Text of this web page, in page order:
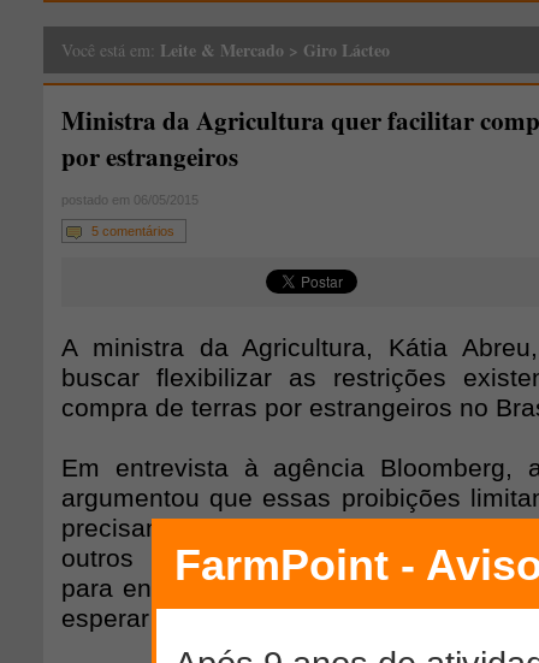
Você está em: Leite & Mercado > Giro Lácteo
Ministra da Agricultura quer facilitar
por estrangeiros
postado em 06/05/2015
5 comentários
A ministra da Agricultura, Kátia
buscar flexibilizar as restrições
compra de terras por estrangeiros no
Em entrevista à agência Bloomberg,
argumentou que essas proibições
precisam ser retiradas. Ela afirmou estar
outros ministérios e com a
para encontrar alternativas para essa
esperar avanços satisfatórios nessas